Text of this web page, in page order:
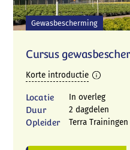
Gewasbescherming
Cursus
Korte introductie
Locatie
In overleg
Duur
2 dagdelen
Opleider
Terra Trainingen